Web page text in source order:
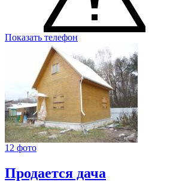
Показать телефон
12 фото
Продается дача